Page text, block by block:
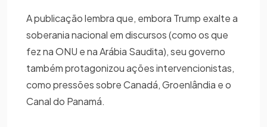
A publicação lembra que, embora Trump exalte a
soberania nacional em discursos (como os que
fez na ONU e na Arábia Saudita), seu governo
também protagonizou ações intervencionistas,
como pressões sobre Canadá, Groenlândia e o
Canal do Panamá.